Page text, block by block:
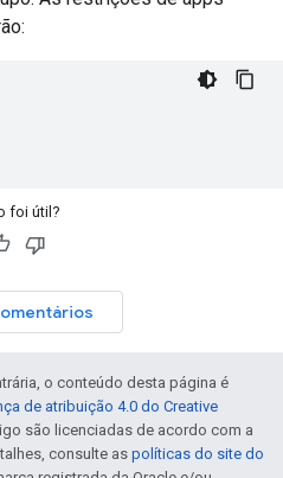
foi útil?
o conteúdo desta página é
de atribuição 4.0 do Creative
são licenciadas de acordo com a
consulte as políticas do site do